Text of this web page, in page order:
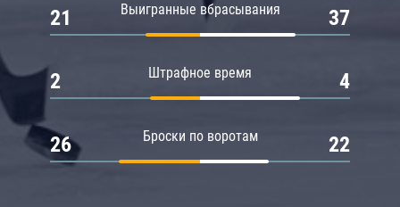
Выигранные вбрасывания
21 37
Штрафное время
2 4
Броски по воротам
26 22